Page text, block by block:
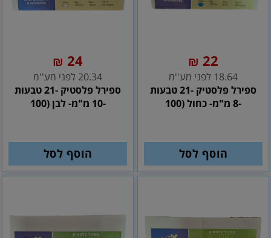
22
₪
18.64 לפני מע''מ
ספירל פלסטיק -21 טבעות
-8 מ"מ- כחול (100
הוסף לסל
24
₪
20.34 לפני מע''מ
ספירל פלסטיק -21 טבעות
-10 מ"מ- לבן (100
הוסף לסל